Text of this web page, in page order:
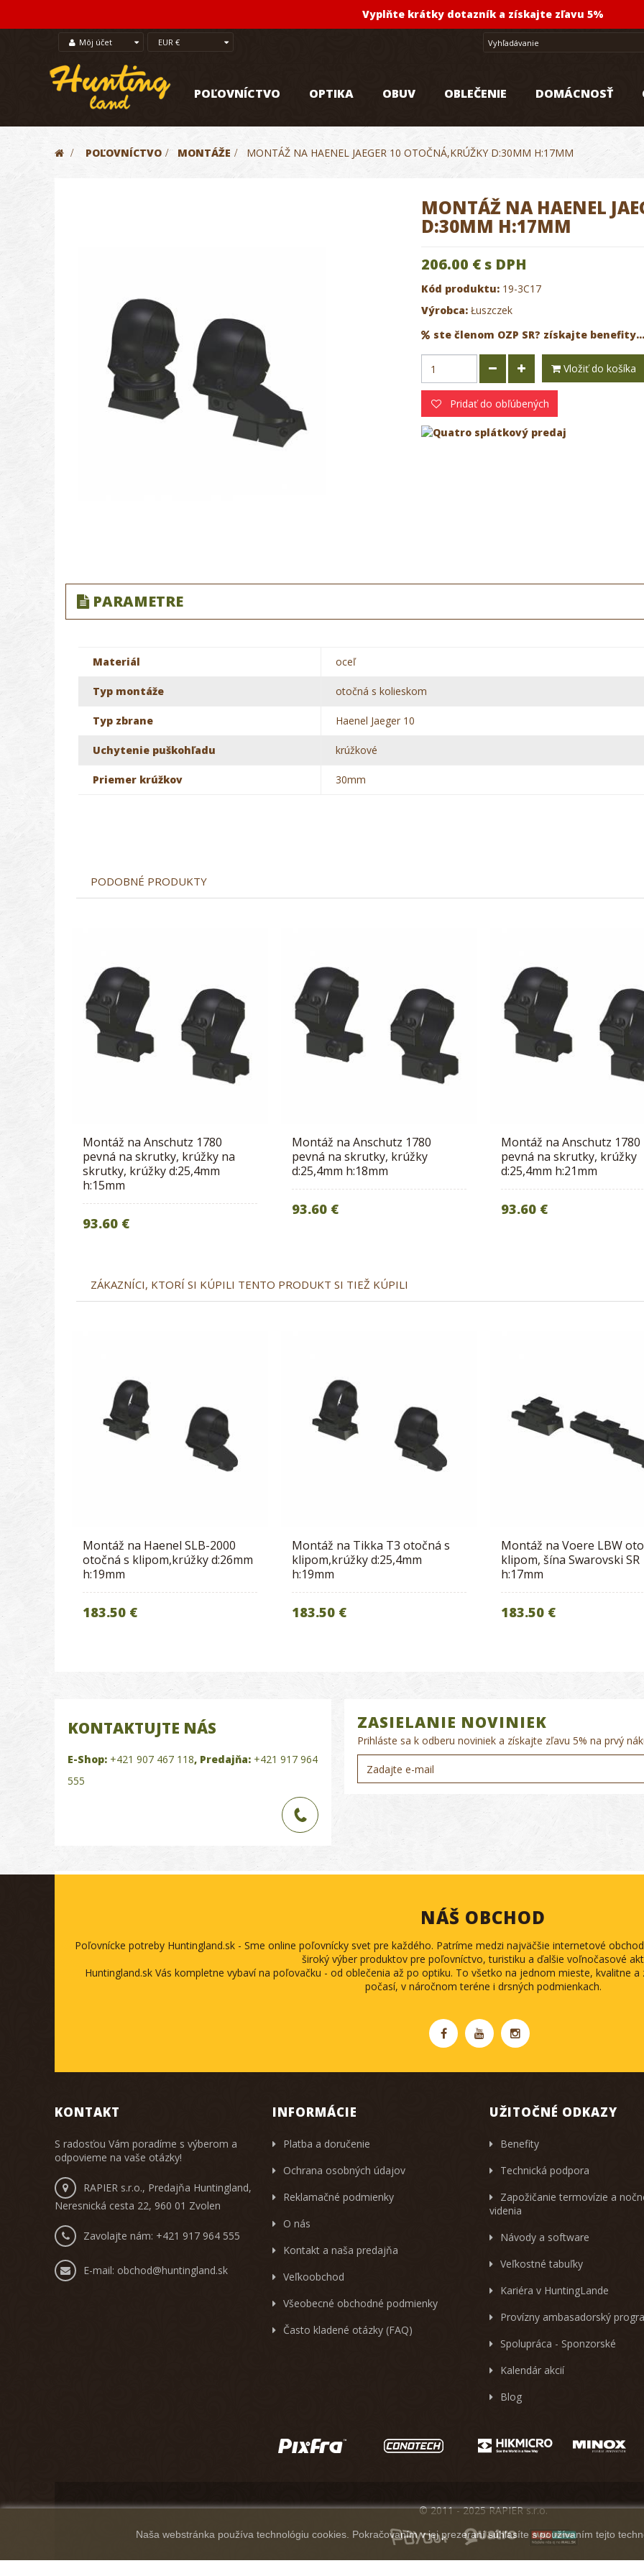
Vyplňte krátky dotazník a získajte zľavu 5%
Môj účet EUR €
POĽOVNÍCTVO OPTIKA OBUV OBLEČENIE DOMÁCNOSŤ
> POĽOVNÍCTVO > MONTÁŽE > MONTÁŽ NA HAENEL JAEGER 10 OTOČNÁ,KRÚŽKY D:30MM H:17MM
MONTÁŽ NA HAENEL
D:30MM H:17MM
206.00 €s DPH
Kód produktu: 19-3C17
Výrobca: Łuszczek
ste členom OZP SR? získajte benefity...
Vložiť do košíka
Pridať do obľúbených
PARAMETRE
Materiál oceľ
Typ montáže otočná s kolieskom
Typ zbrane Haenel Jaeger 10
Uchytenie puškohľadu krúžkové
Priemer krúžkov 30mm
PODOBNÉ PRODUKTY
Montáž na Anschutz 1780
pevná na skrutky, krúžky na
skrutky, krúžky d:25,4mm
h:15mm
93.60 €
Montáž na Anschutz 1780
pevná na skrutky, krúžky
d:25,4mm h:18mm
93.60 €
Montáž na Anschutz 1780
pevná na skrutky, krúžky
d:25,4mm h:21mm
93.60 €
ZÁKAZNÍCI, KTORÍ SI KÚPILI TENTO PRODUKT SI TIEŽ KÚPILI
Montáž na Haenel SLB-2000
otočná s klipom,krúžky d:26mm
h:19mm
183.50 €
Montáž na Tikka T3 otočná s
klipom,krúžky d:25,4mm
h:19mm
183.50 €
Montáž na Voere LBW
klipom, šína Swarovski SR
h:17mm
183.50 €
KONTAKTUJTE NÁS
E-Shop: +421 907 467 118, Predajňa: +421 917 964
555
ZASIELANIE NOVINIEK
Prihláste sa k odberu noviniek a získajte zľavu 5% na prvý
NÁŠ OBCHOD
Poľovnícke potreby Huntingland.sk - Sme online poľovnícky svet pre každého. Patríme medzi najväčšie internetové
široký výber produktov pre poľovníctvo, turistiku a ďalšie voľnočasové
Huntingland.sk Vás kompletne vybaví na poľovačku - od oblečenia až po optiku. To všetko na jednom mieste, kvalitne
počasí, v náročnom teréne i drsných podmienkach.
KONTAKT
S radosťou Vám poradíme s výberom a
odpovieme na vaše otázky!
RAPIER s.r.o., Predajňa Huntingland,
Neresnická cesta 22, 960 01 Zvolen
Zavolajte nám: +421 917 964 555
E-mail: obchod@huntingland.sk
INFORMÁCIE
Platba a doručenie
Ochrana osobných údajov
Reklamačné podmienky
O nás
Kontakt a naša predajňa
Veľkoobchod
Všeobecné obchodné podmienky
Často kladené otázky (FAQ)
UŽITOČNÉ ODKAZY
Benefity
Technická podpora
Zapožičanie termovízie a
videnia
Návody a software
Veľkostné tabuľky
Kariéra v HuntingLande
Provízny ambasadorský
Spolupráca - Sponzorské
Kalendár akcií
Blog
Naša webstránka používa technológiu cookies. Pokračovaním v jej prezeraní súhlasíte s používaním tejto
© 2011 - 2025 RAPIER s.r.o.